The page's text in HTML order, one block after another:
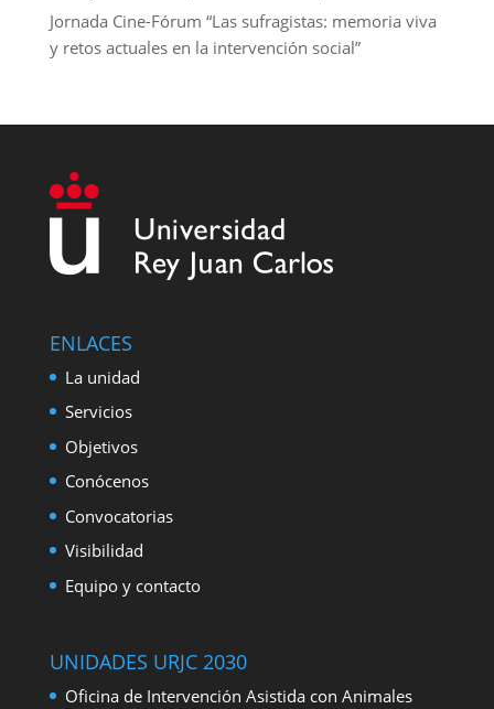
Jornada Cine-Fórum “Las sufragistas: memoria viva
y retos actuales en la intervención social”
ENLACES
La unidad
Servicios
Objetivos
Conócenos
Convocatorias
Visibilidad
Equipo y contacto
UNIDADES URJC 2030
Oficina de Intervención Asistida con Animales